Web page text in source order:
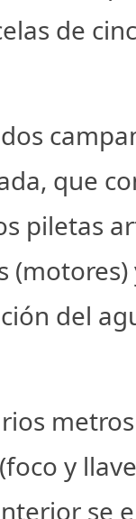
de
que
piletas
del
y
se